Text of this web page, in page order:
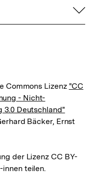
Commons Lizenz "CC
- Nicht-
3.0 Deutschland"
Bäcker, Ernst
der Lizenz CC BY-
innen teilen.